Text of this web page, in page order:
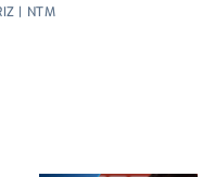
| NTM